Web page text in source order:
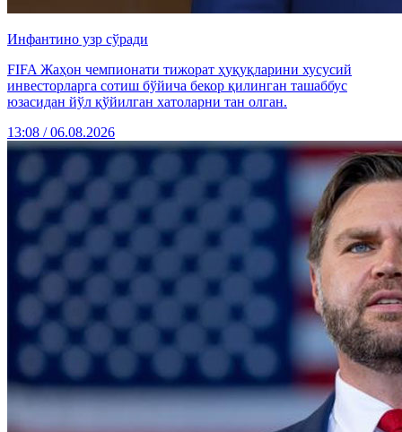
Инфантино узр сўради
FIFA Жаҳон чемпионати тижорат ҳуқуқларини хусусий
инвесторларга сотиш бўйича бекор қилинган ташаббус
юзасидан йўл қўйилган хатоларни тан олган.
13:08 / 06.08.2026